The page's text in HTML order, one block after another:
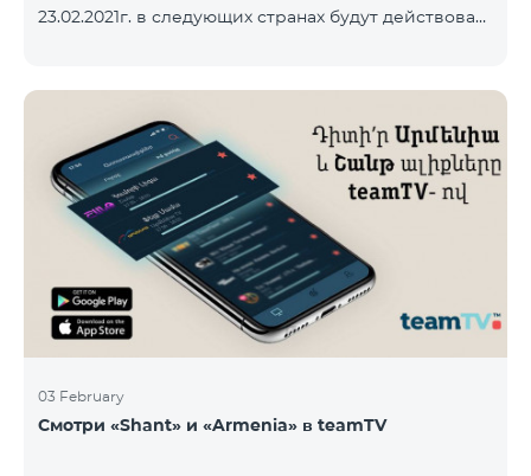
23.02.2021г. в следующих странах будут действовать
2500 драм/минута Исходящие звонки локальные –
500 драм/минута SMS – 250 драм Интернет – 7000
драм/МБ Список стран: Бермудские острова,
Буркина-Фасо, Кабо-Верде, Куба, Эквоториальная
Гвинея, Эфиопия, Гамбия, Гвинея, Мадага
03 February
Смотри «Shant» и «Armenia» в teamTV